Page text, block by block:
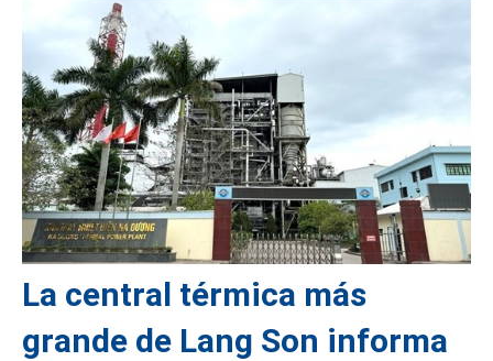
La central térmica más
grande de Lang Son informa